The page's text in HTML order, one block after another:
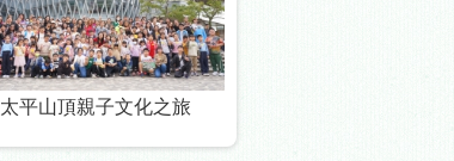
太平山頂親子文化之旅